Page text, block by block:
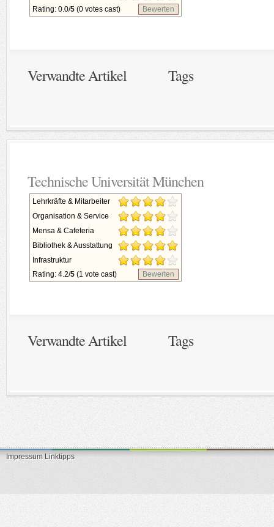
Rating: 0.0/5 (0 votes cast) Bewerten
Verwandte Artikel Tags
Technische Universität München
Lehrkräfte & Mitarbeiter
Organisation & Service
Mensa & Cafeteria
Bibliothek & Ausstattung
Infrastruktur
Rating: 4.2/5 (1 vote cast) Bewerten
Verwandte Artikel Tags
Impressum Linktipps